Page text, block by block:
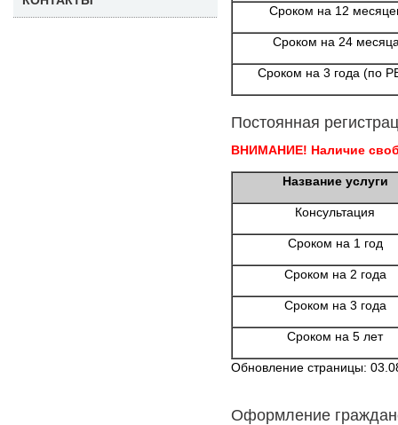
Сроком на 12
Сроком на 24
Сроком на 3 года (по
Постоянная
ВНИМАНИЕ! Наличие
Название услуги
Консультация
Сроком на 1 год
Сроком на 2 года
Сроком на 3 года
Сроком на 5 лет
Обновление страницы:
Оформление